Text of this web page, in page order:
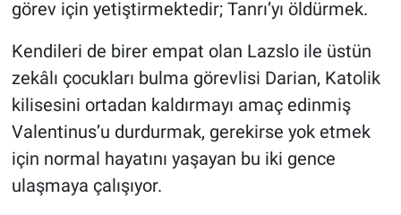
görev için yetiştirmektedir; Tanrı’yı öldürmek.
Kendileri de birer empat olan Lazslo ile üstün
zekâlı çocukları bulma görevlisi Darian, Katolik
kilisesini ortadan kaldırmayı amaç edinmiş
Valentinus’u durdurmak, gerekirse yok etmek
için normal hayatını yaşayan bu iki gence
ulaşmaya çalışıyor.